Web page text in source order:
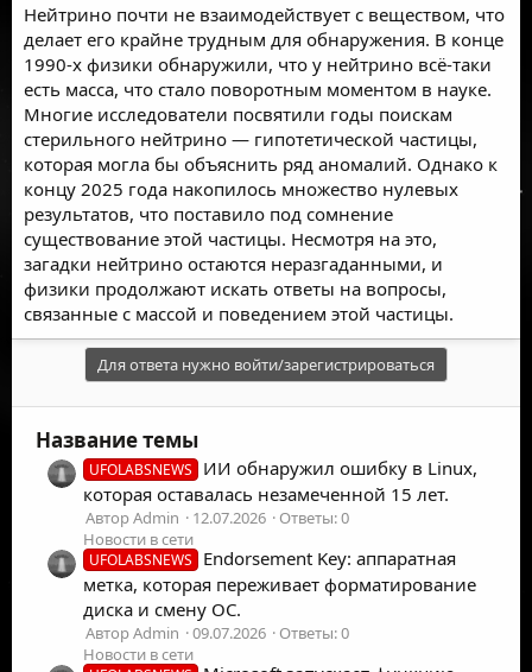
Нейтрино почти не взаимодействует с веществом, что
делает его крайне трудным для обнаружения. В конце
1990-х физики обнаружили, что у нейтрино всё-таки
есть масса, что стало поворотным моментом в науке.
Многие исследователи посвятили годы поискам
стерильного нейтрино — гипотетической частицы,
которая могла бы объяснить ряд аномалий. Однако к
концу 2025 года накопилось множество нулевых
результатов, что поставило под сомнение
существование этой частицы. Несмотря на это,
загадки нейтрино остаются неразгаданными, и
физики продолжают искать ответы на вопросы,
связанные с массой и поведением этой частицы.
Для ответа нужно войти/зарегистрироваться
Название темы
UFOLABSNEWS
ИИ обнаружил ошибку в Linux,
которая оставалась незамеченной 15 лет.
Автор Admin 12.07.2026
Ответы: 0
Новости в сети
UFOLABSNEWS
Endorsement Key: аппаратная
метка, которая переживает форматирование
диска и смену ОС.
Автор Admin 09.07.2026
Ответы: 0
Новости в сети